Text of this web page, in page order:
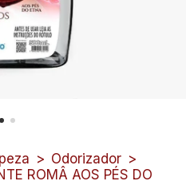
> Odorizador >
ROMÂ AOS PÉS DO